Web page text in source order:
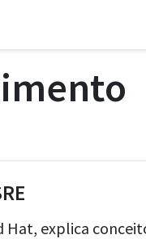
Hat, explica